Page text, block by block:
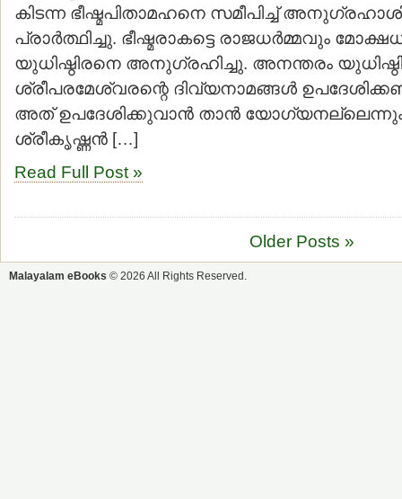
കിടന്ന ഭീഷ്മപിതാമഹനെ സമീപിച്ച്
പ്രാര്‍ത്ഥിച്ചു. ഭീഷ്മരാകട്ടെ രാജധര്‍മ്മവും
യുധിഷ്ഠിരനെ അനുഗ്രഹിച്ചു. അനന്തരം
ശ്രീപരമേശ്വരന്റെ ദിവ്യനാമങ്ങള്‍
അത് ഉപദേശിക്കുവാന്‍ താന്‍
ശ്രീകൃഷ്ണന്‍ […]
Read Full Post »
Older Posts »
Malayalam eBooks © 2026 All Rights Reserved.